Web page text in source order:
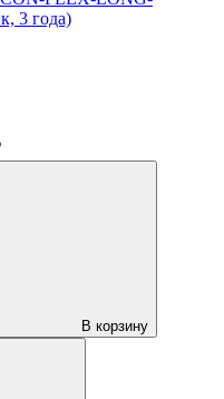
3 года)
В корзину